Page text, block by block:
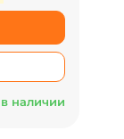
в наличии